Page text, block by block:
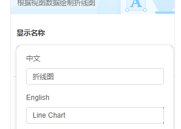
码）
用
指
（零
代
码）